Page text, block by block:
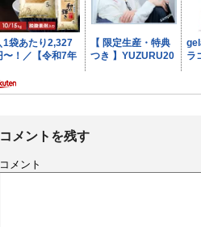
コメントを残す
コメント